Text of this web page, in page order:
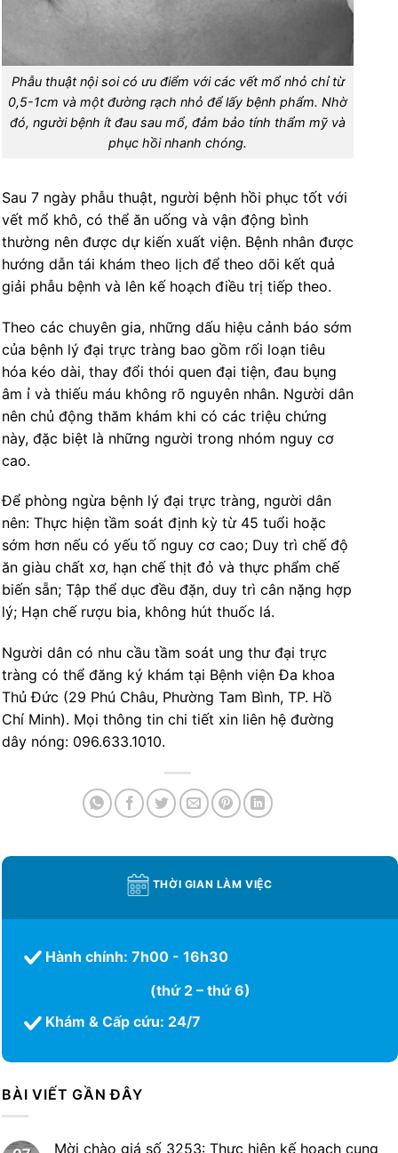
Phẫu thuật nội soi có ưu điểm với các vết mổ nhỏ chỉ từ
0,5-1cm và một đường rạch nhỏ để lấy bệnh phẩm. Nhờ
đó, người bệnh ít đau sau mổ, đảm bảo tính thẩm mỹ và
phục hồi nhanh chóng.
Sau 7 ngày phẫu thuật, người bệnh hồi phục tốt với
vết mổ khô, có thể ăn uống và vận động bình
thường nên được dự kiến xuất viện. Bệnh nhân được
hướng dẫn tái khám theo lịch để theo dõi kết quả
giải phẫu bệnh và lên kế hoạch điều trị tiếp theo.
Theo các chuyên gia, những dấu hiệu cảnh báo sớm
của bệnh lý đại trực tràng bao gồm rối loạn tiêu
hóa kéo dài, thay đổi thói quen đại tiện, đau bụng
âm ỉ và thiếu máu không rõ nguyên nhân. Người dân
nên chủ động thăm khám khi có các triệu chứng
này, đặc biệt là những người trong nhóm nguy cơ
cao.
Để phòng ngừa bệnh lý đại trực tràng, người dân
nên: Thực hiện tầm soát định kỳ từ 45 tuổi hoặc
sớm hơn nếu có yếu tố nguy cơ cao; Duy trì chế độ
ăn giàu chất xơ, hạn chế thịt đỏ và thực phẩm chế
biến sẵn; Tập thể dục đều đặn, duy trì cân nặng hợp
lý; Hạn chế rượu bia, không hút thuốc lá.
Người dân có nhu cầu tầm soát ung thư đại trực
tràng có thể đăng ký khám tại Bệnh viện Đa khoa
Thủ Đức (29 Phú Châu, Phường Tam Bình, TP. Hồ
Chí Minh). Mọi thông tin chi tiết xin liên hệ đường
dây nóng: 096.633.1010.
THỜI GIAN LÀM VIỆC
Hành chính: 7h00 - 16h30
(thứ 2 – thứ 6)
Khám & Cấp cứu: 24/7
BÀI VIẾT GẦN ĐÂY
Mời chào giá số 3253: Thực hiện kế hoạch cung